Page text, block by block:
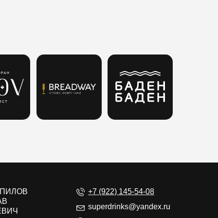
superdrinks@yandex.ru
+7 (922) 145-54-08